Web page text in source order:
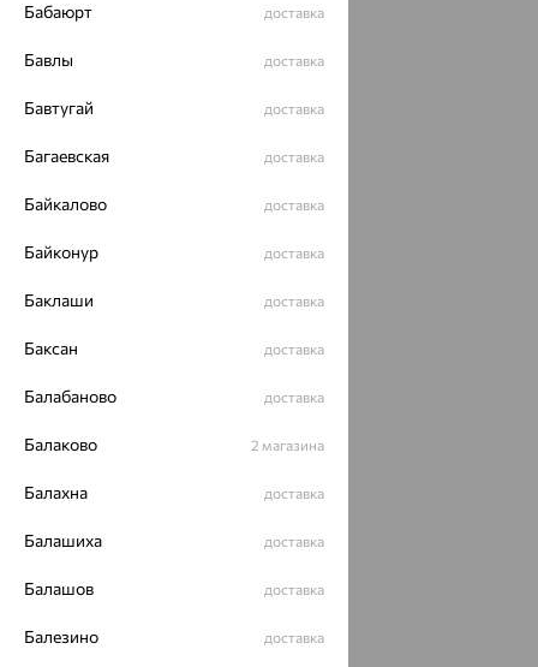
Политика конфеденциальности
Разработка сайта —
Бабаюрт доставка
Бавлы доставка
Бавтугай доставка
Багаевская доставка
Байкалово доставка
Байконур доставка
Баклаши доставка
Баксан доставка
Балабаново доставка
Балаково 2 магазина
Балахна доставка
Балашиха доставка
Балашов доставка
Балезино доставка